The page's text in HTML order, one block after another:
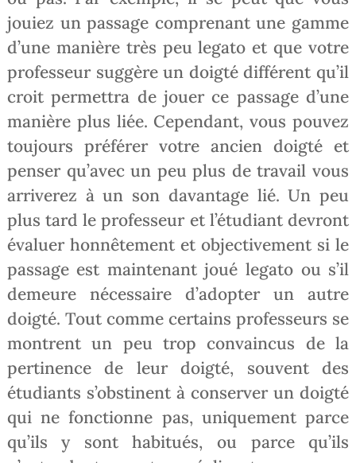
jouiez un passage comprenant une gamme
d’une manière très peu legato et que votre
professeur suggère un doigté différent qu’il
croit permettra de jouer ce passage d’une
manière plus liée. Cependant, vous pouvez
toujours préférer votre ancien doigté et
penser qu’avec un peu plus de travail vous
arriverez à un son davantage lié. Un peu
plus tard le professeur et l’étudiant devront
évaluer honnêtement et objectivement si le
passage est maintenant joué legato ou s’il
demeure nécessaire d’adopter un autre
doigté. Tout comme certains professeurs se
montrent un peu trop convaincus de la
pertinence de leur doigté, souvent des
étudiants s’obstinent à conserver un doigté
qui ne fonctionne pas, uniquement parce
qu’ils y sont habitués, ou parce qu’ils